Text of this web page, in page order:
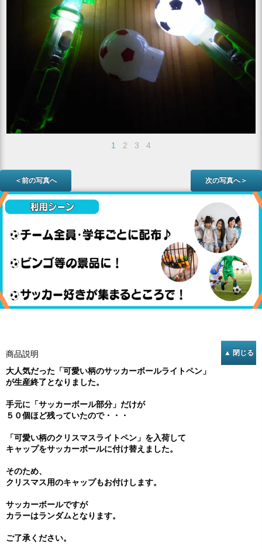
1 2 3 4
＜前の写真へ 次の写真へ＞
商品説明
大人気だった「可愛い柄のサッカーボールライトペン」
が生産終了となりました。
手元に「サッカーボール部分」だけが
５０個ほど残っていたので・・・
「可愛い柄のクリスマスライトペン」を入荷して
キャップをサッカーボールに付け替えました。
そのため、
クリスマス用のキャップもお付けします。
サッカーボールですが
カラーはランダムとなります。
ご了承ください。